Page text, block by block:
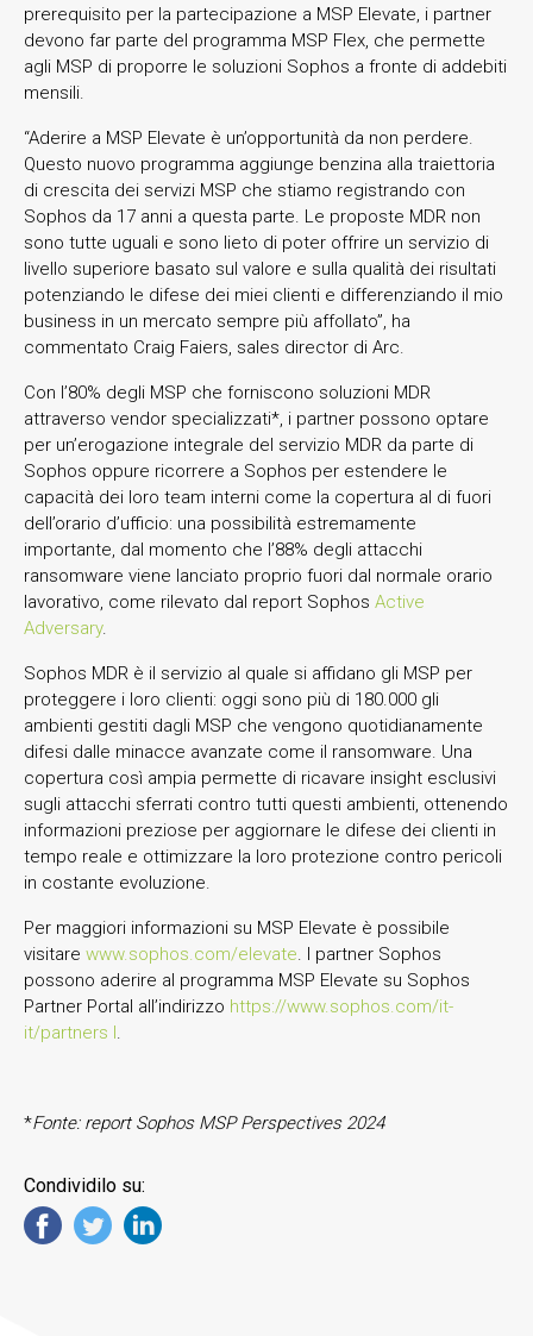
prerequisito per la partecipazione a MSP Elevate, i partner
devono far parte del programma MSP Flex, che permette
agli MSP di proporre le soluzioni Sophos a fronte di addebiti
mensili.
“Aderire a MSP Elevate è un’opportunità da non perdere.
Questo nuovo programma aggiunge benzina alla traiettoria
di crescita dei servizi MSP che stiamo registrando con
Sophos da 17 anni a questa parte. Le proposte MDR non
sono tutte uguali e sono lieto di poter offrire un servizio di
livello superiore basato sul valore e sulla qualità dei risultati
potenziando le difese dei miei clienti e differenziando il mio
business in un mercato sempre più affollato”, ha
commentato Craig Faiers, sales director di Arc.
Con l’80% degli MSP che forniscono soluzioni MDR
attraverso vendor specializzati*, i partner possono optare
per un’erogazione integrale del servizio MDR da parte di
Sophos oppure ricorrere a Sophos per estendere le
capacità dei loro team interni come la copertura al di fuori
dell’orario d’ufficio: una possibilità estremamente
importante, dal momento che l’88% degli attacchi
ransomware viene lanciato proprio fuori dal normale orario
lavorativo, come rilevato dal report Sophos Active
Adversary.
Sophos MDR è il servizio al quale si affidano gli MSP per
proteggere i loro clienti: oggi sono più di 180.000 gli
ambienti gestiti dagli MSP che vengono quotidianamente
difesi dalle minacce avanzate come il ransomware. Una
copertura così ampia permette di ricavare insight esclusivi
sugli attacchi sferrati contro tutti questi ambienti, ottenendo
informazioni preziose per aggiornare le difese dei clienti in
tempo reale e ottimizzare la loro protezione contro pericoli
in costante evoluzione.
Per maggiori informazioni su MSP Elevate è possibile
visitare www.sophos.com/elevate. I partner Sophos
possono aderire al programma MSP Elevate su Sophos
Partner Portal all’indirizzo https://www.sophos.com/it-
it/partners l.
*Fonte: report Sophos MSP Perspectives 2024
Condividilo su: